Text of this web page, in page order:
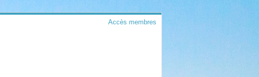
Accès membres